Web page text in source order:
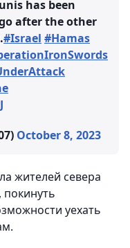
has been
after the other
#Israel #Hamas
October 8, 2023
жителей севера
уехать